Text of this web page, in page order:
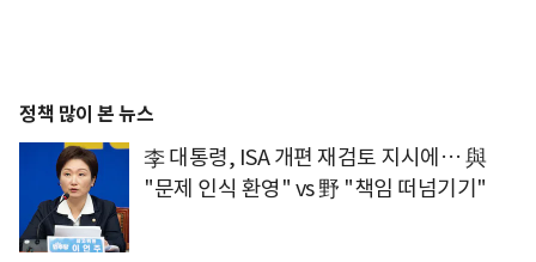
정책 많이 본 뉴스
李 대통령, ISA 개편 재검토 지시에… 與
"문제 인식 환영" vs 野 "책임 떠넘기기"